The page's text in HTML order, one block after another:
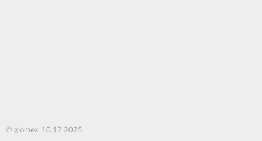
© glomex, 10.12.2025